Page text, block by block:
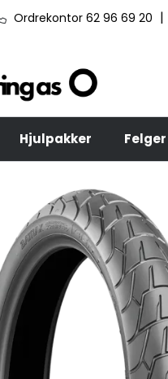
Ordrekontor 62 96 69 20 |
Hjulpakker Felger